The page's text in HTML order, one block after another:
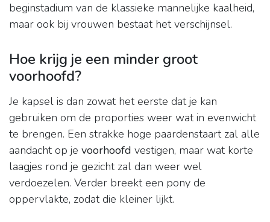
beginstadium van de klassieke mannelijke kaalheid,
maar ook bij vrouwen bestaat het verschijnsel.
Hoe krijg je een minder groot
voorhoofd?
Je kapsel is dan zowat het eerste dat je kan
gebruiken om de proporties weer wat in evenwicht
te brengen. Een strakke hoge paardenstaart zal alle
aandacht op je voorhoofd vestigen, maar wat korte
laagjes rond je gezicht zal dan weer wel
verdoezelen. Verder breekt een pony de
oppervlakte, zodat die kleiner lijkt.